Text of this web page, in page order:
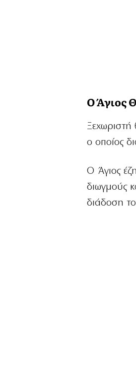
Ο Άγιος
Ξεχωριστή
ο οποίος
Ο Άγιος
διωγμούς
διάδοση